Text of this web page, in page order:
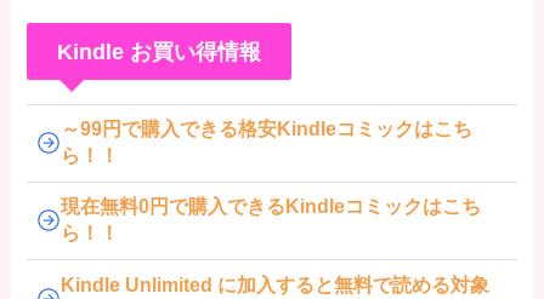
Kindle お買い得情報
～99円で購入できる格安Kindleコミックはこち
ら！！
現在無料0円で購入できるKindleコミックはこち
ら！！
Kindle Unlimited に加入すると無料で読める対象